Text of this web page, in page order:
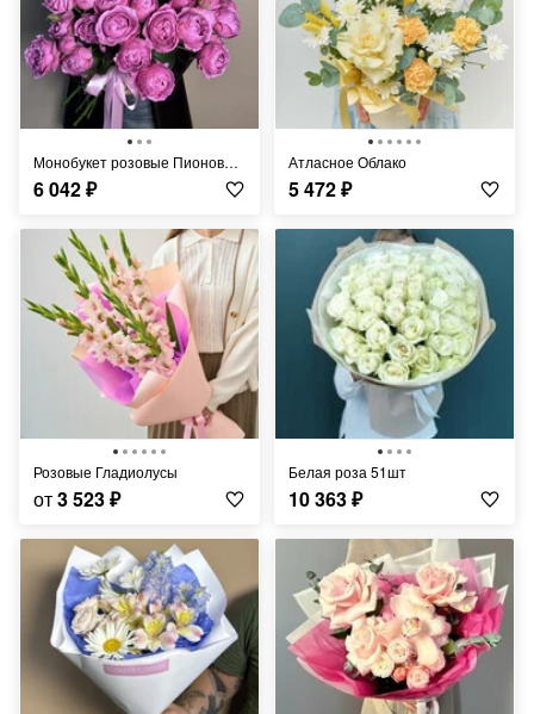
Монобукет розовые Пионовидные розы
6 042₽
Атласное Облако
5 472₽
Розовые Гладиолусы
от3 523₽
Белая роза 51шт
10 363₽